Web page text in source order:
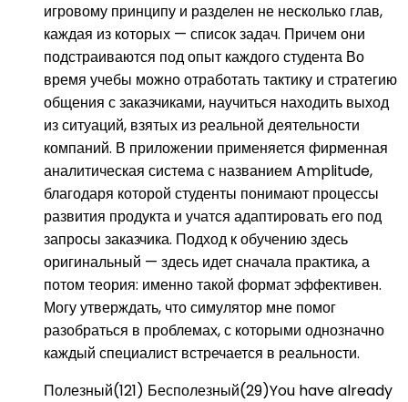
игровому принципу и разделен не несколько глав,
каждая из которых — список задач. Причем они
подстраиваются под опыт каждого студента Во
время учебы можно отработать тактику и стратегию
общения с заказчиками, научиться находить выход
из ситуаций, взятых из реальной деятельности
компаний. В приложении применяется фирменная
аналитическая система с названием Amplitude,
благодаря которой студенты понимают процессы
развития продукта и учатся адаптировать его под
запросы заказчика. Подход к обучению здесь
оригинальный — здесь идет сначала практика, а
потом теория: именно такой формат эффективен.
Могу утверждать, что симулятор мне помог
разобраться в проблемах, с которыми однозначно
каждый специалист встречается в реальности.
Полезный(121) Бесполезный(29)You have already